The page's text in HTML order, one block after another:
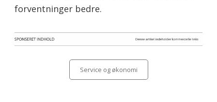
forventninger bedre.
Service og økonomi